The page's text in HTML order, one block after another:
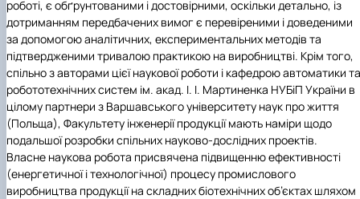
роботі, є обґрунтованими і достовірними, оскільки детально, із
дотриманням передбачених вимог є перевіреними і доведеними
за допомогою аналітичних, експериментальних методів та
підтвердженими тривалою практикою на виробництві. Крім того,
спільно з авторами цієї наукової роботи і кафедрою автоматики та
робототехнічних систем ім. акад. І. І. Мартиненка НУБіП України в
цілому партнери з Варшавського університету наук про життя
(Польща), Факультету інженерії продукції мають наміри щодо
подальшої розробки спільних науково-дослідних проектів.
Власне наукова робота присвячена підвищенню ефективності
(енергетичної і технологічної) процесу промислового
виробництва продукції на складних біотехнічних об’єктах шляхом